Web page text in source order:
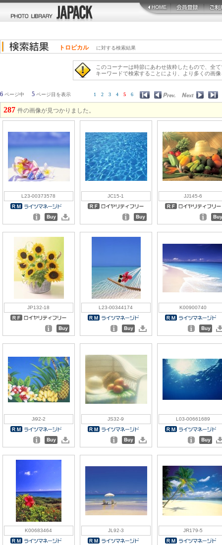
トロピカル に対する検索結果
このコーナーは時節にあわせ抜粋したもので、全
キーワードで検索することにより、より多くの画
6 ページ中 5 ページ目を表示 1 2 3 4 5 6
287 件の画像が見つかりました。
L23-00373578 JC15-1 JJ145-6
JP132-18 L23-00344174 K00900740
Ji92-2 JS32-9 L03-00661689
K00683464 JL92-3 JR179-5